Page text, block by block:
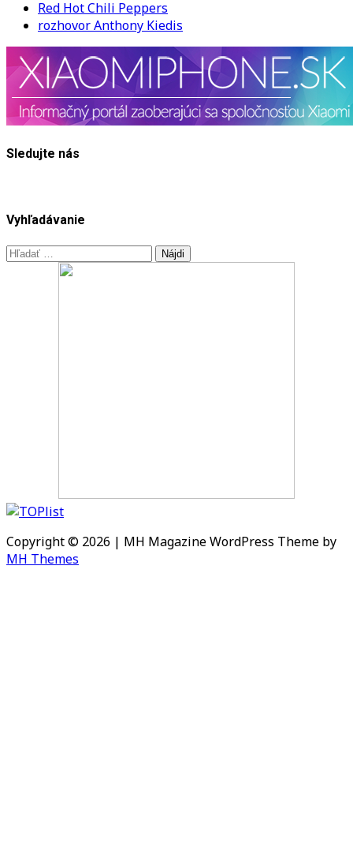
Red Hot Chili Peppers
rozhovor Anthony Kiedis
Sledujte nás
Vyhľadávanie
Hľadať:
Copyright © 2026 | MH Magazine WordPress Theme by
MH Themes